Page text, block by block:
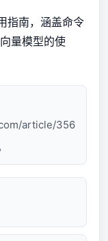
指南，涵盖命令
量模型的使
article/356